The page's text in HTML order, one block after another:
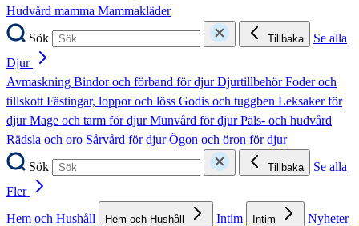
Hudvård mamma Mammakläder
Sök
Tillbaka
Se alla
Djur
Avmaskning Bindor och förband för djurDjurtillbehörFoder och
tillskottFästingar, loppor och löss Godis och tuggben Leksaker för
djurMage och tarm för djurMunvård för djurPäls- och hudvård
Rädsla och oro Sårvård för djurÖgon och öron för djur
Sök
Tillbaka
Se alla
Fler
Hem och Hushåll
Hem och Hushåll Intim Intim
Nyheter